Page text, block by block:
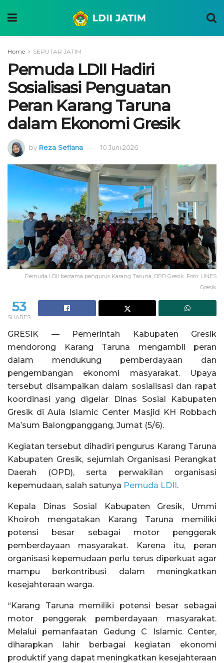
Home SEPUTAR JATIM
Pemuda LDII Hadiri
Sosialisasi Penguatan
Peran Karang Taruna
dalam Ekonomi Gresik
by Reza Sefiana 10 Juni 2026
Pemuda LDII bersama pengurus Karang Taruna, OPD Gresik. Foto: LINES
Gresik
53
SHARES
GRESIK — Pemerintah Kabupaten Gresik
mendorong Karang Taruna mengambil peran
dalam mendukung pemberdayaan dan
pengembangan ekonomi masyarakat. Upaya
tersebut disampaikan dalam sosialisasi dan rapat
koordinasi yang digelar Dinas Sosial Kabupaten
Gresik di Aula Islamic Center Masjid KH Robbach
Ma’sum Balongpanggang, Jumat (5/6).
Kegiatan tersebut dihadiri pengurus Karang Taruna
Kabupaten Gresik, sejumlah Organisasi Perangkat
Daerah (OPD), serta perwakilan organisasi
kepemudaan, salah satunya Pemuda LDII.
Kepala Dinas Sosial Kabupaten Gresik, Ummi
Khoiroh mengatakan Karang Taruna memiliki
potensi besar sebagai motor penggerak
pemberdayaan masyarakat. Karena itu, peran
organisasi kepemudaan perlu terus diperkuat agar
mampu berkontribusi dalam meningkatkan
kesejahteraan warga.
“Karang Taruna memiliki potensi besar sebagai
motor penggerak pemberdayaan masyarakat.
Melalui pemanfaatan Gedung C Islamic Center,
diharapkan lahir berbagai kegiatan ekonomi
produktif yang dapat meningkatkan kesejahteraan